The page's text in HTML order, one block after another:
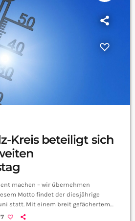
Kreis beteiligt sich
machen – wir übernehmen
Motto findet der diesjährige
statt. Mit einem breit gefächertem
nur die Stadtwerke Homburg,